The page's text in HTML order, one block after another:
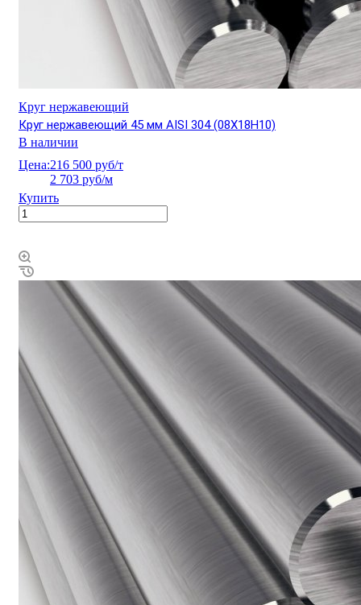
Круг нержавеющий
Круг нержавеющий 45 мм AISI 304 (08Х18Н10)
В наличии
Цена:216 500 руб/т
2 703 руб/м
Купить